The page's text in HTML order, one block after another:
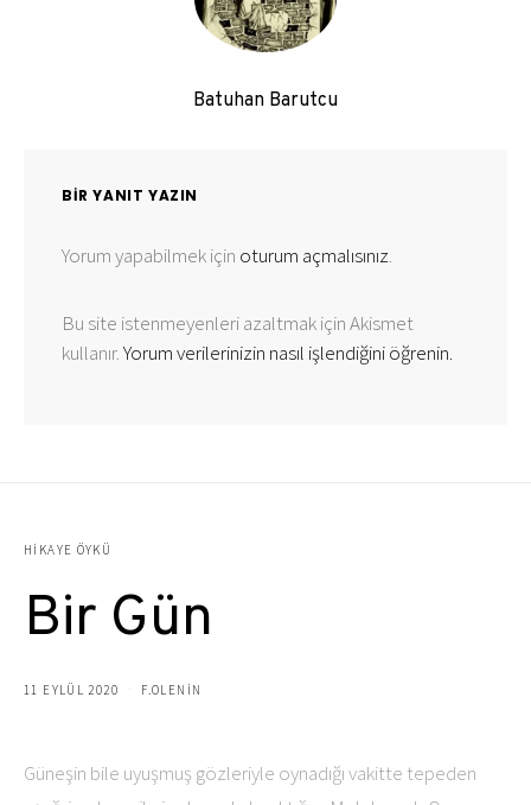
Batuhan Barutcu
BIR YANIT YAZIN
Yorum yapabilmek için oturum açmalısınız.
Bu site istenmeyenleri azaltmak için Akismet
kullanır.Yorum verilerinizin nasıl işlendiğini öğrenin.
HIKAYE ÖYKÜ
Bir Gün
11 EYLÜL 2020 F.OLENIN
Güneşin bile uyuşmuş gözleriyle oynadığı vakitte tepeden